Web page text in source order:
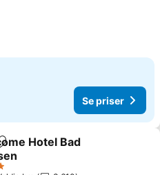
Se priser
til i favoritter
Hotel Bad